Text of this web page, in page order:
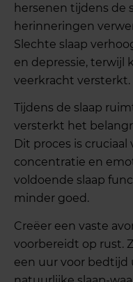
hersenen tijdens de
herinneringen
Slechte slaap
en depressie, terwijl
veerkracht versterkt.
Tijdens de slaap
versterkt het
Dit proces is
concentratie en
voldoende slaap
minder goed.
Creëer een vaste
voorbereidt op rust.
een uur voor bedtijd